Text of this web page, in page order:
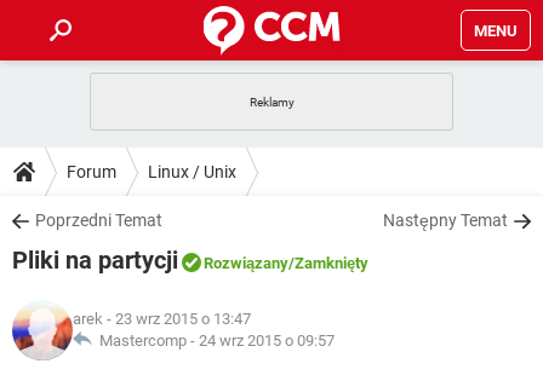
MENU
GRY
SPOTIFY
INSTAGRAM FACEBOOK
PORADY
PlayStation
INSTAGRAM
WINDOWS 10
DO POBRANIA
ANDROID TIKTOK
IOS NETFLIX
COVID-19
GRY
ARTYKUŁY
Forum Linux / Unix
Poprzedni Temat Następny Temat
Pliki na partycji Rozwiązany/Zamknięty
arek - 23 wrz 2015 o 13:47
Mastercomp - 24 wrz 2015 o 09:57